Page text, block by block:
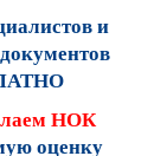
и
НОК
оценку